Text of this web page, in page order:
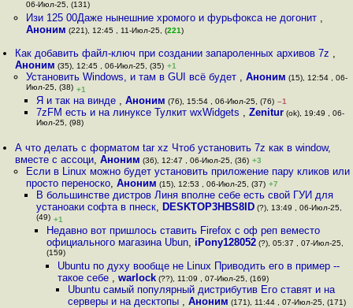
06-Июл-25, (131)
Изи 125 00Даже нынешние хромого и фурьфокса не догонит ,
Аноним (221), 12:45 , 11-Июл-25, (221)
Как добавить файл-ключ при создании запароленных архивов 7z ,
Аноним (35), 12:45 , 06-Июл-25, (35) +1
Установить Windows, и там в GUI всё будет , Аноним (15), 12:54 , 06-
Июл-25, (38) +1
Я и так на винде , Аноним (76), 15:54 , 06-Июл-25, (76) –1
7zFM есть и на линуксе Тулкит wxWidgets , Zenitur(ok), 19:49 , 06-
Июл-25, (98)
А что делать с форматом tar xz Чтоб установить 7z как в window,
вместе с ассоци,Аноним (36), 12:47 , 06-Июл-25, (36) +3
Если в Linux можно будет установить приложение пару кликов или
просто переноско, Аноним (15), 12:53 , 06-Июл-25, (37) +7
В большинстве дистров Линя вполне себе есть свой ГУИ для
устаноаки софта в пнеск, DESKTOP3HBS8ID(?), 13:49 , 06-Июл-25,
(49) +1
Недавно вот пришлось ставить Firefox с оф реп веместо
официального магазина Ubun, iPony128052 (?), 05:37 , 07-Июл-25,
(159)
Ubuntu по духу вообще не Linux Приводить его в пример --
такое себе , warlock(??), 11:09 , 07-Июл-25, (169)
Ubuntu самый популярный дистрибутив Его ставят и на
серверы и на десктопы , Аноним (171), 11:44 , 07-Июл-25, (171)